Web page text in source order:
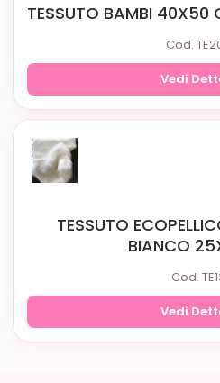
TESSUTO BAMBI 40X50
Cod.
Vedi
TESSUTO
BIANCO
Cod.
Vedi